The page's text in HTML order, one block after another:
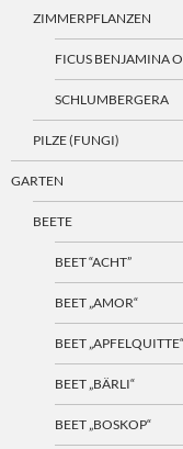
ZIMMERPFLANZEN
FICUS BENJAMINA
SCHLUMBERGERA
PILZE (FUNGI)
GARTEN
BEETE
BEET “ACHT”
BEET „AMOR“
BEET „APFELQUITTE“
BEET „BÄRLI“
BEET „BOSKOP“